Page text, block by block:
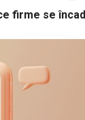
firme se